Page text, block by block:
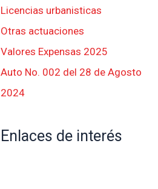
Licencias urbanisticas
Otras actuaciones
Valores Expensas 2025
Auto No. 002 del 28 de Agosto
2024
Enlaces de interés